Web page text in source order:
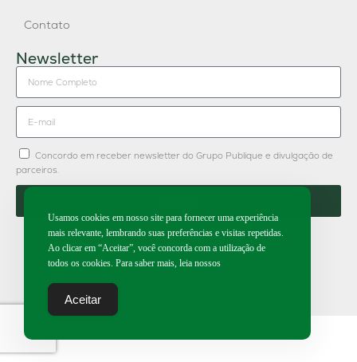
Contato
Newsletter
Concordo em receber newsletter do Grupo Publique e divulgação de
parceiros.
2026 | Todos os direitos reservados.
Usamos cookies em nosso site para fornecer uma experiência
mais relevante, lembrando suas preferências e visitas repetidas.
Ao clicar em “Aceitar”, você concorda com a utilização de
todos os cookies. Para saber mais, leia nossos
Aceitar